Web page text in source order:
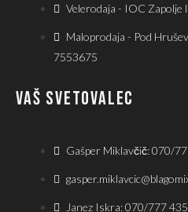
Velerodaja - IOC Zapolje
Maloprodaja - Pod
7553675
VAŠ SVETOVALEC
Gašper Miklavčič: 070/
Janez Iskra: 070/777 435